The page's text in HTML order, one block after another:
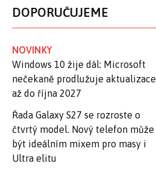
DOPORUČUJEME
NOVINKY
Windows 10 žije dál: Microsoft
nečekaně prodlužuje aktualizace
až do října 2027
Řada Galaxy S27 se rozroste o
čtvrtý model. Nový telefon může
být ideálním mixem pro masy i
Ultra elitu